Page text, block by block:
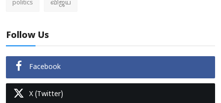
politics விஜய்
Follow Us
Facebook
X (Twitter)